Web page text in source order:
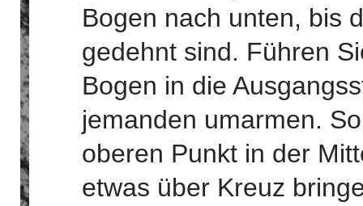
Bogen nach unten, bis
gedehnt sind. Führen
Bogen in die
jemanden umarmen.
oberen Punkt in der
etwas über Kreuz